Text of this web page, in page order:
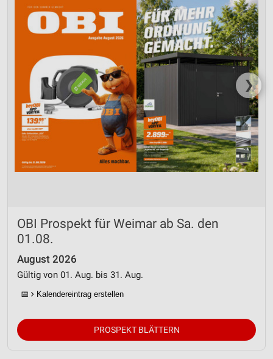
❯
OBI Prospekt für Weimar ab Sa. den
01.08.
August 2026
Gültig von 01. Aug. bis 31. Aug.
📅 Kalendereintrag erstellen
PROSPEKT BLÄTTERN